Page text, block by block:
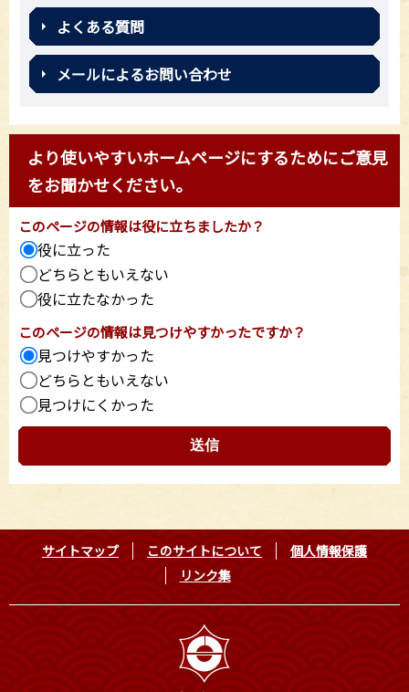
よくある質問
メールによるお問い合わせ
より使いやすいホームページにするためにご意見
をお聞かせください。
このページの情報は役に立ちましたか？
役に立った
どちらともいえない
役に立たなかった
このページの情報は見つけやすかったですか？
見つけやすかった
どちらともいえない
見つけにくかった
サイトマップ このサイトについて
個人情報保護
リンク集